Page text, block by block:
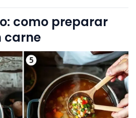
como preparar
carne